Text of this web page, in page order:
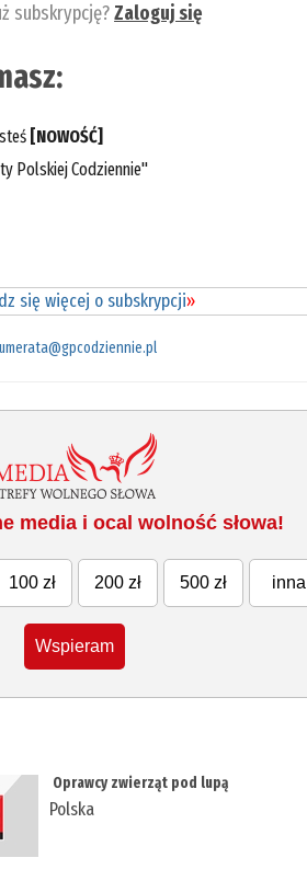
subskrypcję?Zaloguj się
[NOWOŚĆ]
Polskiej Codziennie"
się więcej o subskrypcji»
media i ocal wolność słowa!
100 zł 200 zł 500 zł inna
Wspieram
​ Oprawcy zwierząt pod lupą
Polska